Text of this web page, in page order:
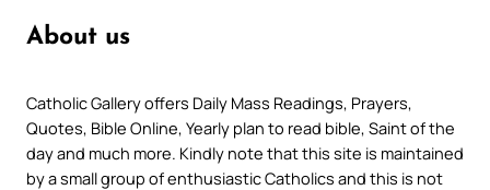
About us
Catholic Gallery offers Daily Mass Readings, Prayers,
Quotes, Bible Online, Yearly plan to read bible, Saint of the
day and much more. Kindly note that this site is maintained
by a small group of enthusiastic Catholics and this is not